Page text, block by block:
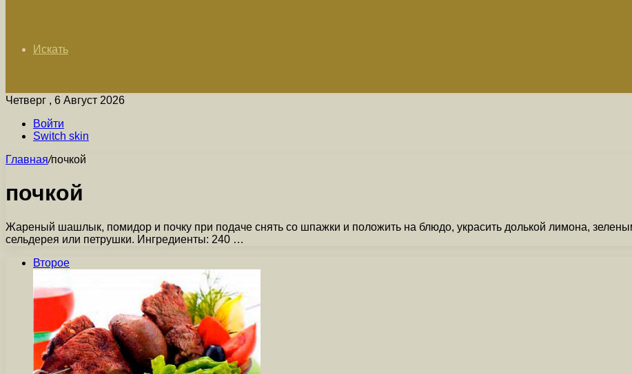
Искать
Четверг , 6 Август 2026
Войти
Switch skin
Главная/почкой
почкой
Жареный шашлык, помидор и почку при подаче снять со шпажки и положить на блюдо, украсить долькой лимона,
сельдерея или петрушки. Ингредиенты: 240 …
Второе